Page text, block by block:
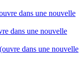
dans une nouvelle
dans une nouvelle
dans une nouvelle